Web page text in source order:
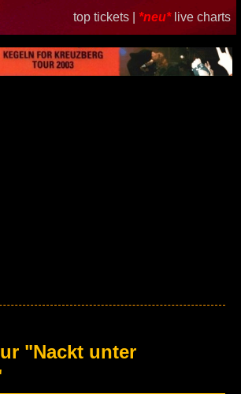
top tickets | *neu* live charts
"Nackt unter